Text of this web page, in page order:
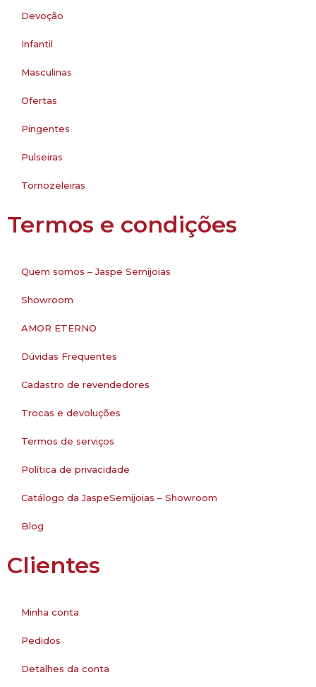
Devoção
Infantil
Masculinas
Ofertas
Pingentes
Pulseiras
Tornozeleiras
Termos e condições
Quem somos – Jaspe Semijoias
Showroom
AMOR ETERNO
Dúvidas Frequentes
Cadastro de revendedores
Trocas e devoluções
Termos de serviços
Política de privacidade
Catálogo da JaspeSemijoias – Showroom
Blog
Clientes
Minha conta
Pedidos
Detalhes da conta